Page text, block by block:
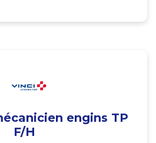
engins TP
F/H